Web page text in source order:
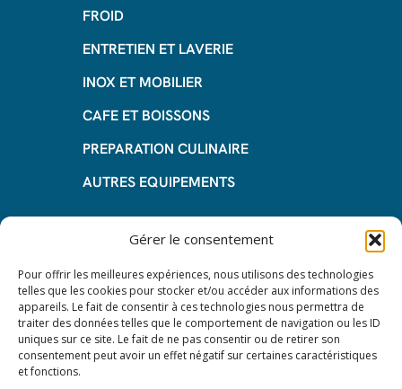
Gérer le consentement
Pour offrir les meilleures expériences, nous utilisons des technologies
telles que les cookies pour stocker et/ou accéder aux informations des
appareils. Le fait de consentir à ces technologies nous permettra de
traiter des données telles que le comportement de navigation ou les ID
uniques sur ce site. Le fait de ne pas consentir ou de retirer son
consentement peut avoir un effet négatif sur certaines caractéristiques
et fonctions.
FROID
ENTRETIEN ET LAVERIE
INOX ET MOBILIER
CAFE ET BOISSONS
PREPARATION CULINAIRE
AUTRES EQUIPEMENTS
Informations
Questions fréquentes
Les avantages de la LOA
Les étapes du leasing de matériel
de restauration